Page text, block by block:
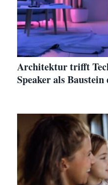
Architektur trifft
Speaker als